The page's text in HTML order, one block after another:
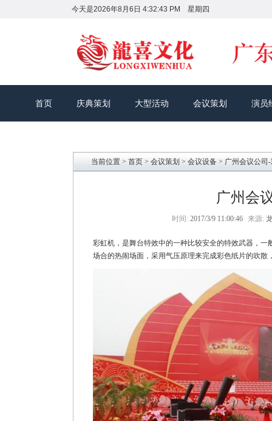
今天是2026年8月6日 4:32:44 PM 星期四
首页 庆典策划 大型活动 会议策划 演员
当前位置 > 首页 > 会议策划 > 会议设备 > 广州会议公司
广州会
时间: 2017/3/9 11:00:46 来源:
彩虹机，是舞台特效中的一种比较安全的特效武器，
场合的热闹场面，采用气压原理来完成彩色纸片的吹